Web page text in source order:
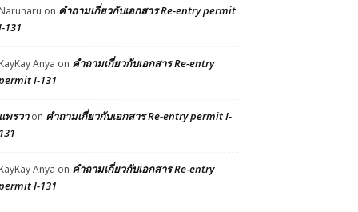
Narunaru on คำถามเกี่ยวกับเอกสาร Re-entry permit
131
KayKay Anya on คำถามเกี่ยวกับเอกสาร Re-entry
I-131
แพรวาon คำถามเกี่ยวกับเอกสาร Re-entry permit I-
131
KayKay Anya on คำถามเกี่ยวกับเอกสาร Re-entry
I-131